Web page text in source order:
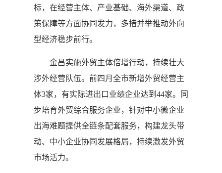
标，在经营主体、产业基础、海外渠道、政
策保障等方面协同发力，多措并举推动外向
型经济稳步前行。
金昌实施外贸主体倍增行动，持续壮大
涉外经营队伍。前四月全市新增外贸经营主
体3家，有实际进出口业绩企业达到44家。同
步培育外贸综合服务企业，针对中小微企业
出海难题提供全链条配套服务，构建龙头带
动、中小企业协同发展格局，持续激发外贸
市场活力。